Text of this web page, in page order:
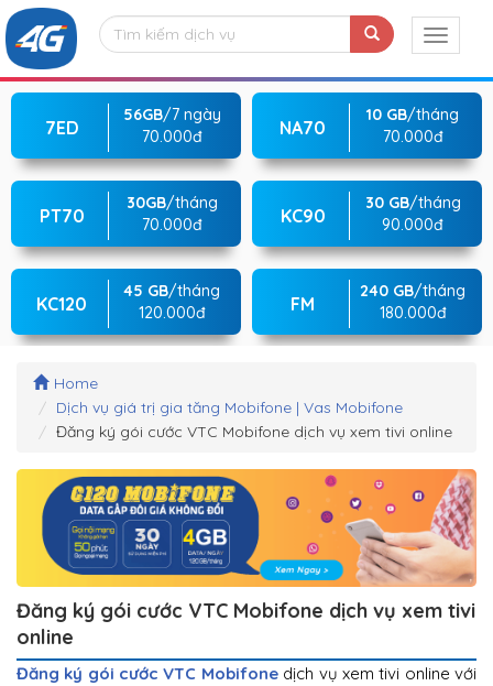
7ED
56GB/7 ngày
70.000đ
NA70
10 GB/tháng
70.000đ
PT70
30GB/tháng
70.000đ
KC90
30 GB/tháng
90.000đ
KC120
45 GB/tháng
120.000đ
FM
240 GB/tháng
180.000đ
Home
Dịch vụ giá trị gia tăng Mobifone | Vas Mobifone
Đăng ký gói cước VTC Mobifone dịch vụ xem tivi online
Đăng ký gói cước VTC Mobifone dịch vụ xem tivi
online
Đăng ký gói cước VTC Mobifonedịch vụ xem tivi online với